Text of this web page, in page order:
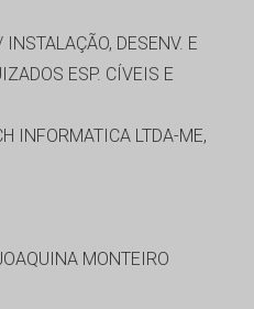
DESENV. E
ESP. CÍVEIS E
INFORMATICA LTDA-ME,
MONTEIRO